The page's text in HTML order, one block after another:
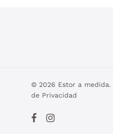
© 2026 Estor a medida.
de Privacidad
facebookinstagram